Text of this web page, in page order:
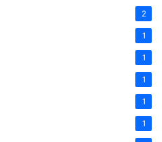
2
1
1
1
1
1